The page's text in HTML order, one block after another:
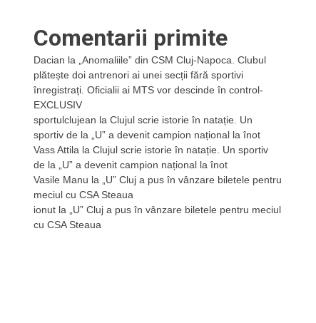
Comentarii primite
Dacian la
„Anomaliile” din CSM Cluj-Napoca. Clubul
plătește doi antrenori ai unei secții fără sportivi
înregistrați. Oficialii ai MTS vor descinde în control-
EXCLUSIV
sportulclujean la Clujul scrie istorie în natație. Un
sportiv de la „U” a devenit campion național la înot
Vass Attila la Clujul scrie istorie în natație. Un sportiv
de la „U” a devenit campion național la înot
Vasile Manu la
„U” Cluj a pus în vânzare biletele pentru
meciul cu CSA Steaua
ionut la
„U” Cluj a pus în vânzare biletele pentru meciul
cu CSA Steaua